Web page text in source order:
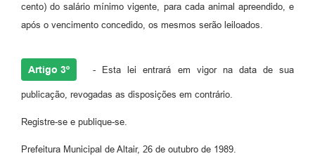
cento) do salário mínimo vigente, para cada animal apreendido, e
após o vencimento concedido, os mesmos serão leiloados.
Artigo 3º - Esta lei entrará em vigor na data de sua
publicação, revogadas as disposições em contrário.
Registre-se e publique-se.
Prefeitura Municipal de Altair, 26 de outubro de 1989.